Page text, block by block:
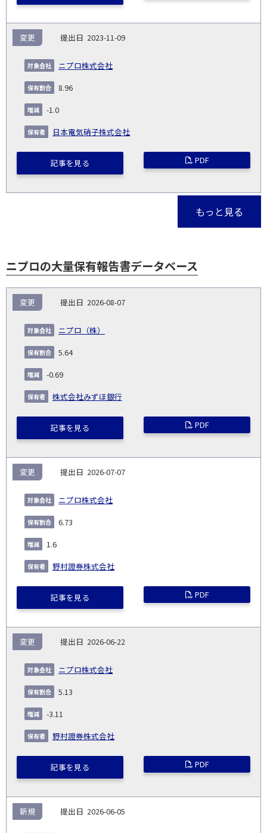
2023-11-09
ニプロ株式会社
変更
8.96
-1.0
日本電気硝子株式会社
記事を見る PDF
もっと見る
ニプロの大量保有報告書データベース
NO.
告
義
務
発
生
日
出
コー
2026-08-07
ニプロ（株）
変更
5.64
-0.69
株式会社みずほ銀行
記事を見る PDF
2026-07-07
ニプロ株式会社
変更
6.73
1.6
野村證券株式会社
記事を見る PDF
2026-06-22
ニプロ株式会社
変更
5.13
-3.11
野村證券株式会社
記事を見る PDF
2026-06-05
新規